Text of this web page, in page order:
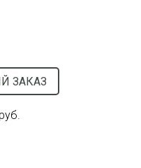
ЗАКАЗ